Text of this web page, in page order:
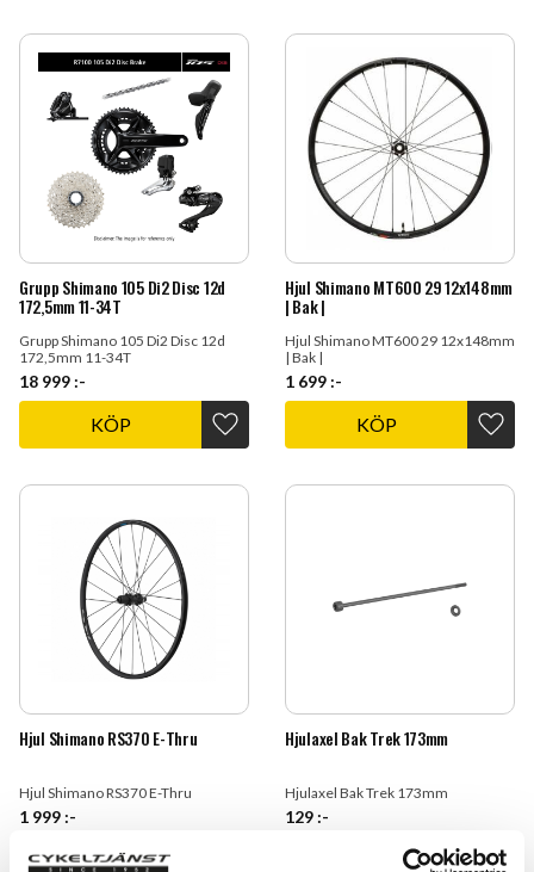
Grupp Shimano 105 Di2 Disc 12d
172,5mm 11-34T
Grupp Shimano 105 Di2 Disc 12d
172,5mm 11-34T
18 999 :-
Lägg till i favoriter
KÖP
Hjul Shimano MT600 29 12x148mm
| Bak |
Hjul Shimano MT600 29 12x148mm
| Bak |
1 699 :-
KÖP
Hjul Shimano RS370 E-Thru
Hjul Shimano RS370 E-Thru
1 999 :-
Hjulaxel Bak Trek 173mm
Hjulaxel Bak Trek 173mm
129 :-